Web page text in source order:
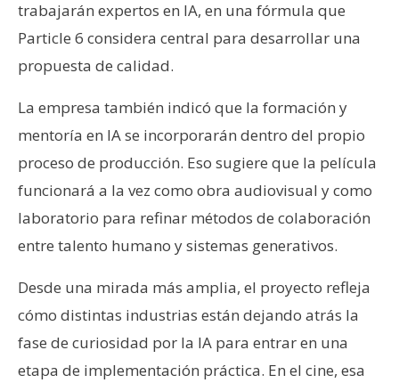
trabajarán expertos en IA, en una fórmula que
Particle 6 considera central para desarrollar una
propuesta de calidad.
La empresa también indicó que la formación y
mentoría en IA se incorporarán dentro del propio
proceso de producción. Eso sugiere que la película
funcionará a la vez como obra audiovisual y como
laboratorio para refinar métodos de colaboración
entre talento humano y sistemas generativos.
Desde una mirada más amplia, el proyecto refleja
cómo distintas industrias están dejando atrás la
fase de curiosidad por la IA para entrar en una
etapa de implementación práctica. En el cine, esa